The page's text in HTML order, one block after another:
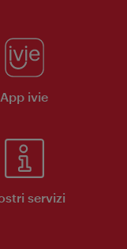
App ivie
servizi